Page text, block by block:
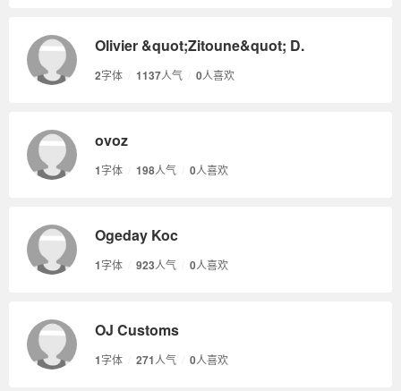
Olivier &quot;Zitoune&quot; D.
2字体 1137人气 0人喜欢
ovoz
1字体 198人气 0人喜欢
Ogeday Koc
1字体 923人气 0人喜欢
OJ Customs
1字体 271人气 0人喜欢